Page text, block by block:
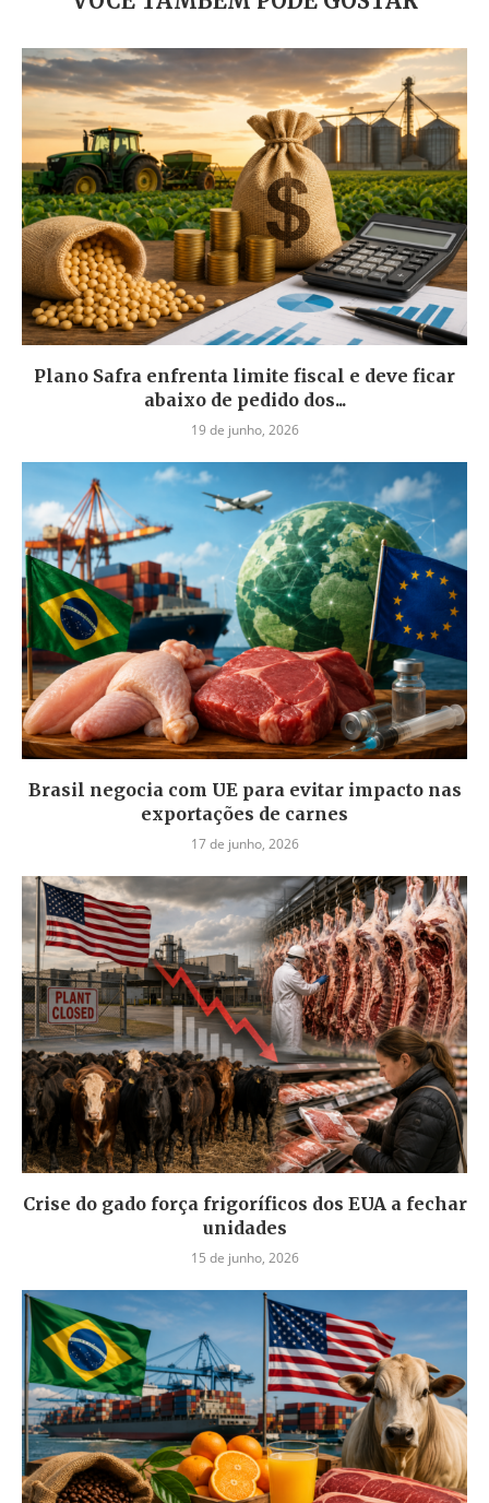
Plano Safra enfrenta limite fiscal e deve ficar
abaixo de pedido dos...
19 de junho, 2026
Brasil negocia com UE para evitar impacto nas
exportações de carnes
17 de junho, 2026
Crise do gado força frigoríficos dos EUA a fechar
unidades
15 de junho, 2026